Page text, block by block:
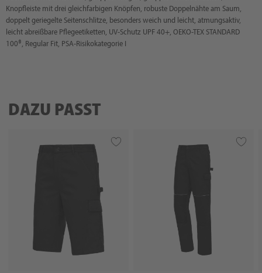
Knopfleiste mit drei gleichfarbigen Knöpfen, robuste Doppelnähte am Saum,
doppelt geriegelte Seitenschlitze, besonders weich und leicht, atmungsaktiv,
leicht abreißbare Pflegeetiketten, UV-Schutz UPF 40+, OEKO-TEX STANDARD
100®, Regular Fit, PSA-Risikokategorie I
DAZU PASST